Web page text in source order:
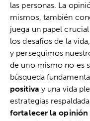
las personas. La
mismos, también
juega un papel
los desafíos de la
y perseguimos
de uno mismo no es
búsqueda
positiva y una vida
estrategias
fortalecer la opinión